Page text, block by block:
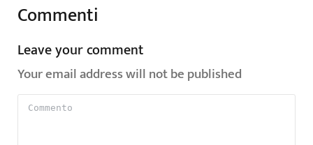
Commenti
Leave your comment
Your email address will not be published